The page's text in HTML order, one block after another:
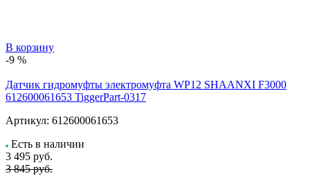
В корзину
-9 %
Датчик гидромуфты электромуфта WP12 SHAANXI F3000
612600061653 TiggerPart-0317
Артикул: 612600061653
Есть в наличии
3 495 руб.
3 845 руб.